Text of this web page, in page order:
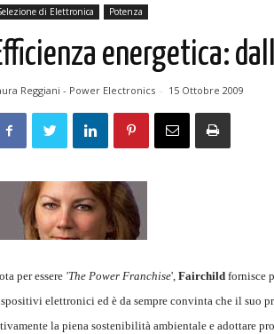
di Elettronica Potenza
energetica:
Reggiani - Power Electronics - 15 Ottobre 2009
per essere 'The Power Franchise', Fairchild fornisce
elettronici ed è da sempre convinta che il suo
la piena sostenibilità ambientale e adottare